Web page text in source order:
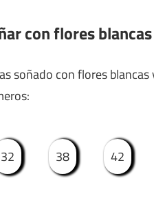
con flores
soñado con flores
32 38 42